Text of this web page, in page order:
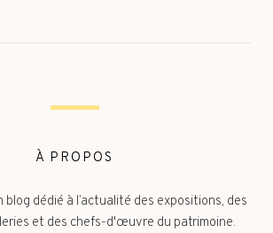
À PROPOS
dédié à l’actualité des expositions, des
et des chefs-d'œuvre du patrimoine.